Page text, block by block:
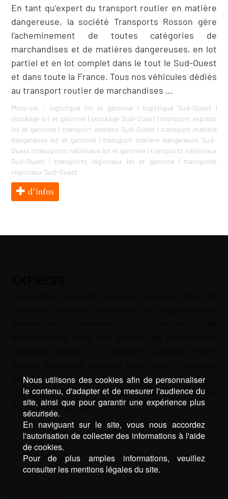
En tant qu’expert du transport routier en matière
dangereuse, la société Transports Rosson gère
l’acheminement de toutes catégories de
marchandises et de matières dangereuses, en lot
partiel et en lot complet dans le tout le Sud-Ouest
et dans toute la France. Tous nos véhicules dédiés
au transport routier de marchandises …
Mots-clé : logistique lot et garonne | logistique Sud-Ouest |
stockage lot et garonne | stockage Sud-Ouest | transport express
lot et garonne | transport express Sud-Ouest | transport matiere
dangereuse lot et garonne| transport matiere dangereuse Sud-
Ouest | transports nationaux lot et garonne | transports nationaux
Sud-Ouest | transports régionaux lot et garonne| transports
régionaux Sud-Ouest
d’infos
express lot et garonne, Transports Rosson et Fils
Transports Rosson, implantée dans le Lot-et-
Garonne depuis 1953, …
Mots-clé :logistique lot et garonne|logistique Sud-Ouest
stockage lot et garonne|stockage Sud-Ouest|transport express
lot et garonne|
dangereuse lot et garonne|transport matiere dangereuse Sud-
Ouest|transports nationaux lot et garonne |transports nationaux
transports régionaux lot et garonne
Nous utilisons des cookies afin de personnaliser
le contenu, d'adapter et de mesurer l'audience du
site, ainsi que pour garantir une expérience plus
sécurisée.
En naviguant sur le site, vous nous accordez
l'autorisation de collecter des informations à l'aide
de cookies.
Pour de plus amples informations, veuillez
consulter les mentions légales du site.